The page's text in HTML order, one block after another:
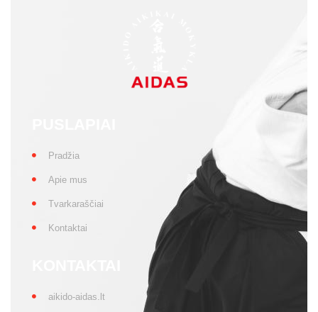
Pradžia
Apie mus
Tvarkaraščiai
Kontaktai
aikido-aidas.lt